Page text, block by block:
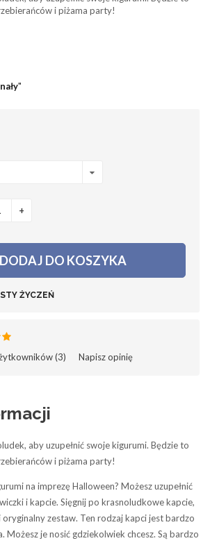
i piżama party!
"
+
DODAJ DO KOSZYKA
ŻYCZEŃ
(3)‎ Napisz opinię
aby uzupełnić swoje kigurumi. Będzie to
i piżama party!
na imprezę Halloween? Możesz uzupełnić
i kapcie. Sięgnij po krasnoludkowe kapcie,
oryginalny zestaw. Ten rodzaj kapci jest bardzo
Możesz je nosić gdziekolwiek chcesz. Są bardzo